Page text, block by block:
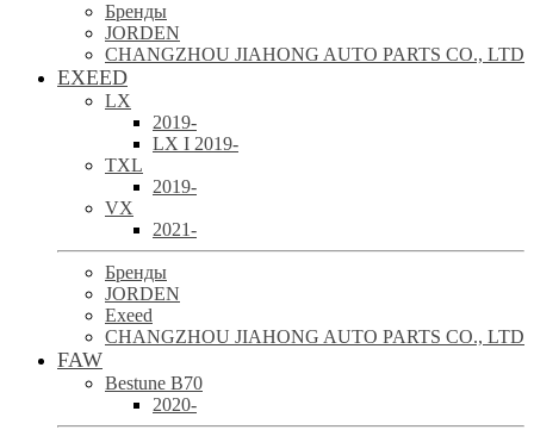
Бренды
JORDEN
CHANGZHOU JIAHONG AUTO PARTS CO., LTD
EXEED
LX
2019-
LX I 2019-
TXL
2019-
VX
2021-
Бренды
JORDEN
Exeed
CHANGZHOU JIAHONG AUTO PARTS CO., LTD
FAW
Bestune B70
2020-